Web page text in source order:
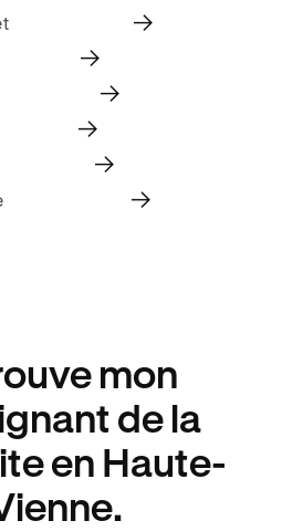
mon
de la
en Haute-